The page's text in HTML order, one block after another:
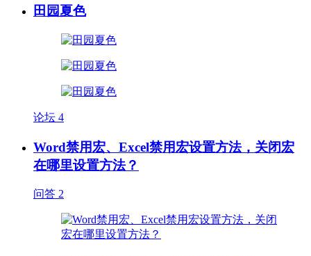
田园夏色
论坛 4
Word禁用宏、Excel禁用宏设置方法，关闭宏
在哪里设置方法？
问答 2